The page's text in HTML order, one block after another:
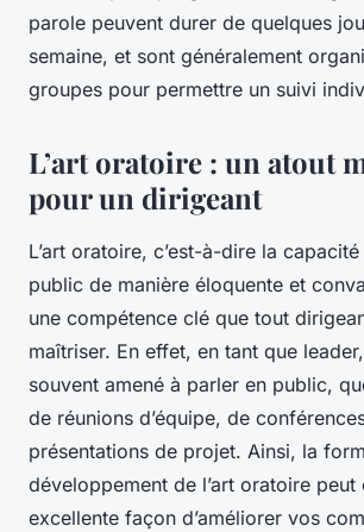
parole peuvent durer de quelques
semaine, et sont généralement
groupes pour permettre un suivi
L’art oratoire : un atout
pour un dirigeant
L’art oratoire, c’est-à-dire la
public de manière éloquente et
une compétence clé que tout
maîtriser. En effet, en tant que
souvent amené à parler en public,
de réunions d’équipe, de
présentations de projet. Ainsi, la
développement de l’art oratoire peut
excellente façon d’améliorer vos